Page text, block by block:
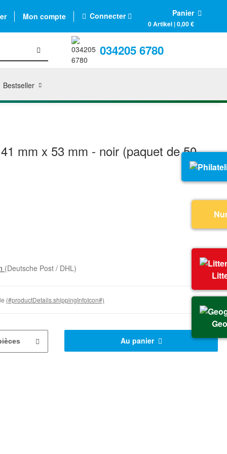
Mon compte Connecter Panier
0 Artikel | 0,00 €
034205 6780
Bestseller
mm x 53 mm - noir (paquet de 50
(Deutsche Post / DHL)
(#productDetails.shippingInfoIcon#)
Au panier